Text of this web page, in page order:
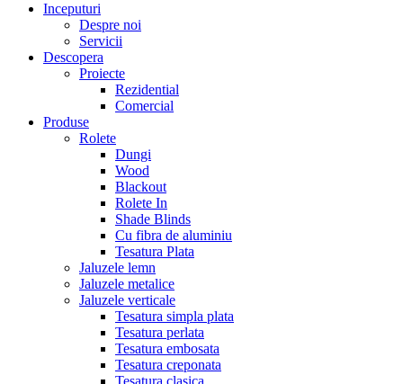
Inceputuri
Despre noi
Servicii
Descopera
Proiecte
Rezidential
Comercial
Produse
Rolete
Dungi
Wood
Blackout
Rolete In
Shade Blinds
Cu fibra de aluminiu
Tesatura Plata
Jaluzele lemn
Jaluzele metalice
Jaluzele verticale
Tesatura simpla plata
Tesatura perlata
Tesatura embosata
Tesatura creponata
Tesatura clasica